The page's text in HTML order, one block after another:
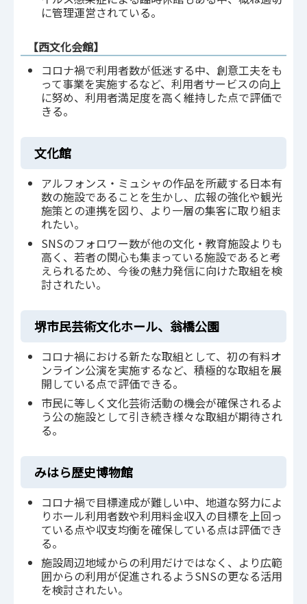
に管理運営されている。
【西文化会館】
コロナ禍で利用者数が低迷する中、創意工夫をも
って事業を実施するなど、利用者サービスの向上
に努め、利用者満足度を高く維持した点で評価で
きる。
文化館
アルフォンス・ミュシャの作品を所蔵する日本有
数の施設であることを生かし、広報の強化や観光
施策との連携を図り、より一層の集客に取り組ま
れたい。
SNSのフォロワー数が他の文化・教育施設よりも
高く、若者の関心も集まっている施設であると考
えられるため、今後の魅力発信に向けた取組を検
討されたい。
堺市民芸術文化ホール、翁橋公園
コロナ禍における新たな取組として、初の有料オ
ンライン公演を実施するなど、積極的な取組を展
開している点で評価できる。
市民に等しく文化芸術活動の機会が確保されるよ
う公の施設として引き続き様々な取組が期待され
る。
みはら歴史博物館
コロナ禍で目標達成が難しい中、地道な努力によ
りホール利用者数や利用料金収入の目標を上回っ
ている点や収支均衡を確保している点は評価でき
る。
施設周辺地域からの利用だけではなく、より広範
囲からの利用が促進されるようSNSの更なる活用
を検討されたい。